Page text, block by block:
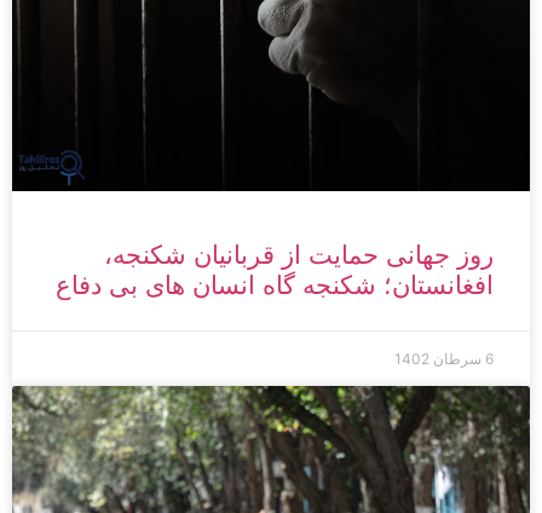
روز جهانی حمایت از قربانیان شکنجه،
افغانستان؛ شکنجه­ گاه انسان­ های بی­ دفاع
6 سرطان 1402